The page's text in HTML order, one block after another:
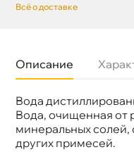
сё о доставке
Описание
ода
ода, очищенная от
минеральных солей,
других примесей.
Бренд
ALFA
Объем
Артикул